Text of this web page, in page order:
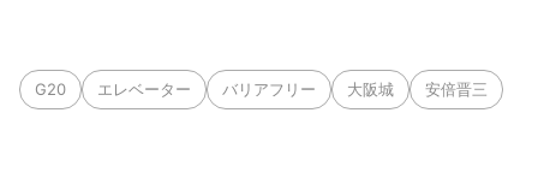
G20 エレベーター バリアフリー 大阪城 安倍晋三